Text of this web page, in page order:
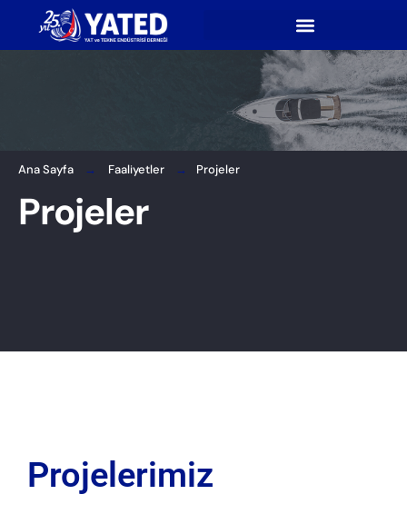
Ana Sayfa Faaliyetler Projeler
Projeler
Projelerimiz